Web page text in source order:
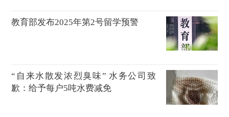
教育部发布2025年第2号留学预警
“自来水散发浓烈臭味” 水务公司致
歉：给予每户5吨水费减免